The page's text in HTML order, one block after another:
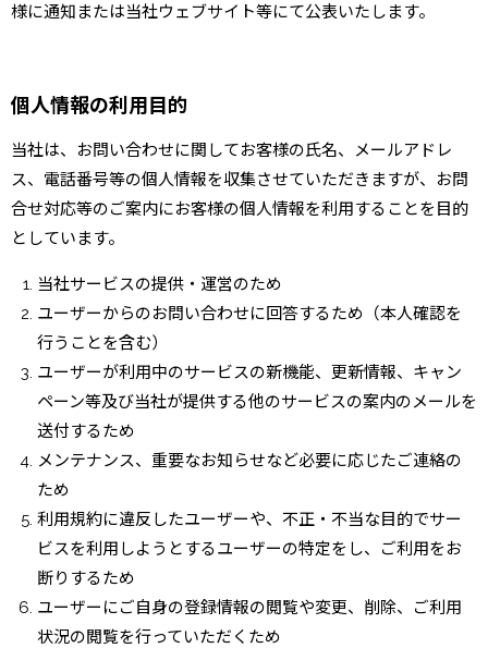
様に通知または当社ウェブサイト等にて公表いたします。
個人情報の利用目的
当社は、お問い合わせに関してお客様の氏名、メールアドレ
ス、電話番号等の個人情報を収集させていただきますが、お問
合せ対応等のご案内にお客様の個人情報を利用することを目的
としています。
当社サービスの提供・運営のため
ユーザーからのお問い合わせに回答するため（本人確認を
行うことを含む）
ユーザーが利用中のサービスの新機能、更新情報、キャン
ペーン等及び当社が提供する他のサービスの案内のメールを
送付するため
メンテナンス、重要なお知らせなど必要に応じたご連絡の
ため
利用規約に違反したユーザーや、不正・不当な目的でサー
ビスを利用しようとするユーザーの特定をし、ご利用をお
断りするため
ユーザーにご自身の登録情報の閲覧や変更、削除、ご利用
状況の閲覧を行っていただくため